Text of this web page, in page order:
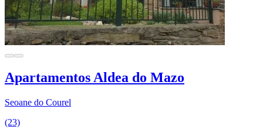
Apartamentos Aldea do Mazo
Seoane do Courel
(23)